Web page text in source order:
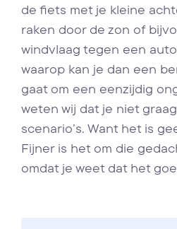
de fiets met je kleine
raken door de zon of
windvlaag tegen een
waarop kan je dan een
gaat om een eenzijdig
weten wij dat je niet
scenario’s. Want het is
Fijner is het om die
omdat je weet dat het